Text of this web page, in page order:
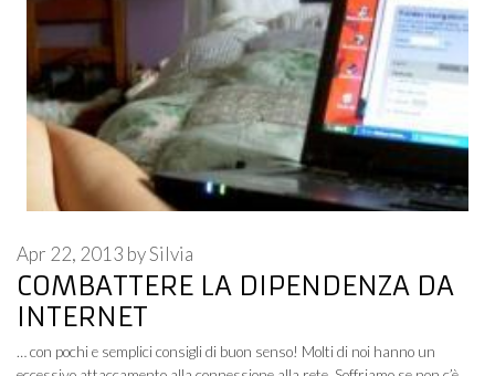
COMBATTERE LA DIPENDENZA DA
INTERNET
Apr 22, 2013 bySilvia
… con pochi e semplici consigli di buon senso! Molti di noi hanno un